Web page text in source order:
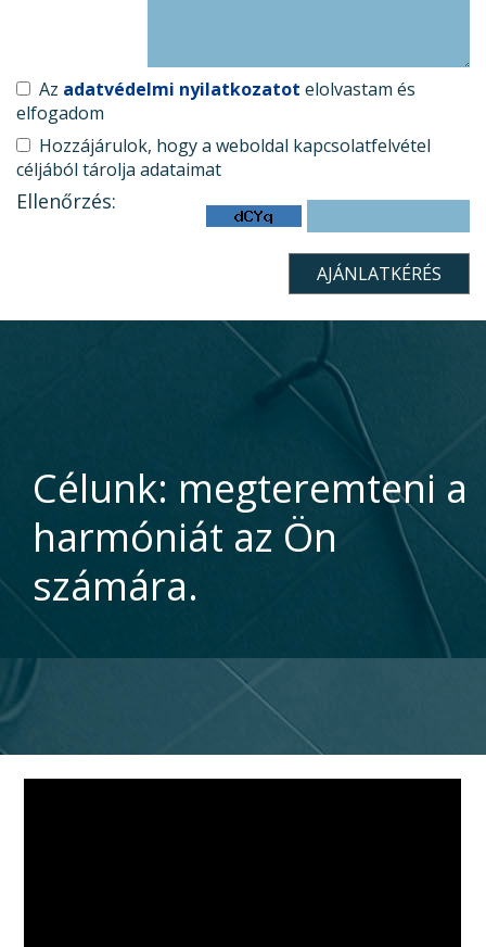
Az adatvédelmi nyilatkozatot elolvastam és
elfogadom
Hozzájárulok, hogy a weboldal kapcsolatfelvétel
céljából tárolja adataimat
Ellenőrzés:
Célunk: megteremteni a
harmóniát az Ön
számára.